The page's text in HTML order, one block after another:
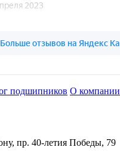
подшипников О компании
пр. 40-летия Победы, 79